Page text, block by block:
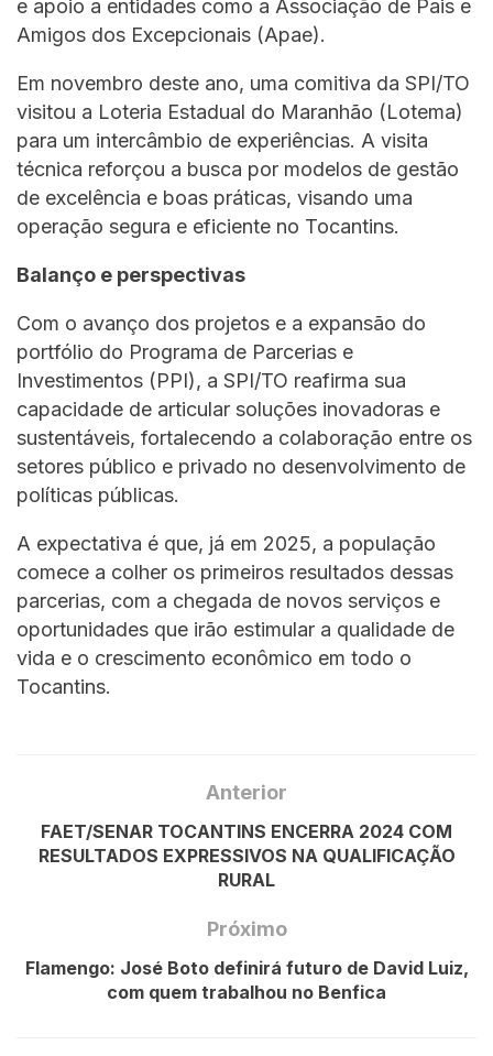
e apoio a entidades como a Associação de Pais e
Amigos dos Excepcionais (Apae).
Em novembro deste ano, uma comitiva da SPI/TO
visitou a Loteria Estadual do Maranhão (Lotema)
para um intercâmbio de experiências. A visita
técnica reforçou a busca por modelos de gestão
de excelência e boas práticas, visando uma
operação segura e eficiente no Tocantins.
Balanço e perspectivas
Com o avanço dos projetos e a expansão do
portfólio do Programa de Parcerias e
Investimentos (PPI), a SPI/TO reafirma sua
capacidade de articular soluções inovadoras e
sustentáveis, fortalecendo a colaboração entre os
setores público e privado no desenvolvimento de
políticas públicas.
A expectativa é que, já em 2025, a população
comece a colher os primeiros resultados dessas
parcerias, com a chegada de novos serviços e
oportunidades que irão estimular a qualidade de
vida e o crescimento econômico em todo o
Tocantins.
Anterior
FAET/SENAR TOCANTINS ENCERRA 2024 COM
RESULTADOS EXPRESSIVOS NA QUALIFICAÇÃO
RURAL
Próximo
Flamengo: José Boto definirá futuro de David Luiz,
com quem trabalhou no Benfica